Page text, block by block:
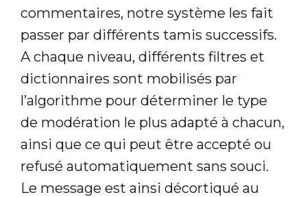
commentaires, notre système les fait
passer par différents tamis successifs.
A chaque niveau, différents filtres et
dictionnaires sont mobilisés par
l’algorithme pour déterminer le type
de modération le plus adapté à chacun,
ainsi que ce qui peut être accepté ou
refusé automatiquement sans souci.
Le message est ainsi décortiqué au